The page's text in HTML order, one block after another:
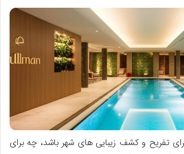
تفریح و کشف زیبایی های شهر باشد، چه برای